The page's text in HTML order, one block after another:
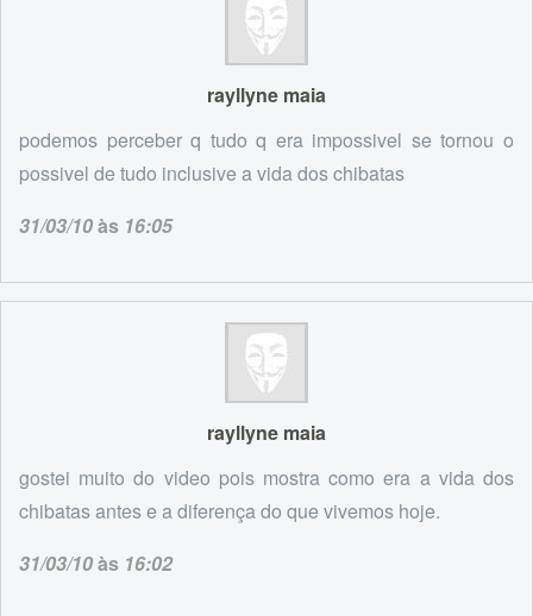
rayllyne maia
podemos perceber q tudo q era impossivel se tornou o
possivel de tudo inclusive a vida dos chibatas
31/03/10às 16:05
rayllyne maia
gostei muito do video pois mostra como era a vida dos
chibatas antes e a diferença do que vivemos hoje.
31/03/10às 16:02